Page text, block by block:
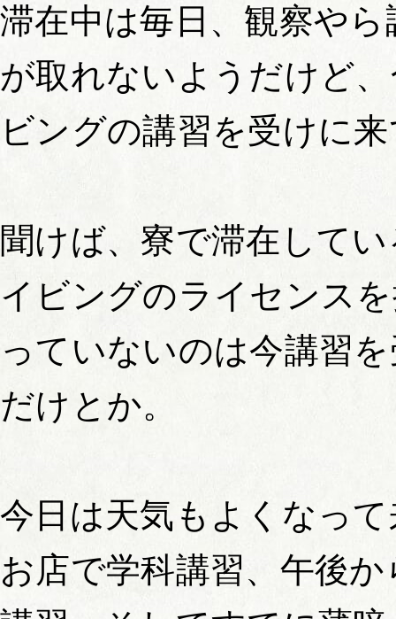
滞在中は毎日、観察や
が取れないようだけど
ビングの講習を受けに
聞けば、寮で滞在して
イビングのライセンス
っていないのは今講習
だけとか。
今日は天気もよくなっ
お店で学科講習、午後